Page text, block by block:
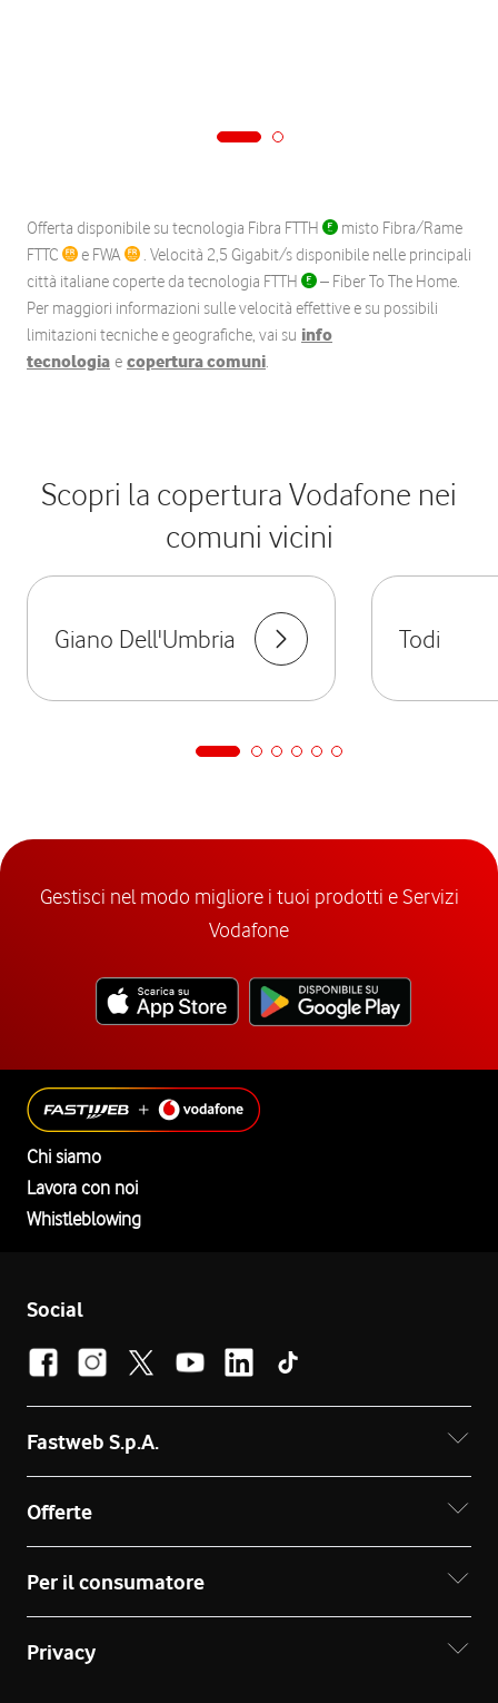
Offerta disponibile su tecnologia Fibra FTTH
misto Fibra/Rame
FTTC
e FWA
. Velocità 2,5 Gigabit/s disponibile nelle principali
città italiane coperte da tecnologia FTTH
– Fiber To The Home.
Per maggiori informazioni sulle velocità effettive e su possibili
limitazioni tecniche e geografiche, vai su info
tecnologia e copertura comuni.
Scopri la copertura Vodafone nei
comuni vicini
Giano Dell'Umbria Todi
Gestisci nel modo migliore i tuoi prodotti e Servizi
Vodafone
Chi siamo
Lavora con noi
Whistleblowing
Social
Fastweb S.p.A.
Offerte
Per il consumatore
Privacy